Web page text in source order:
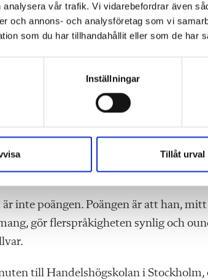
vår trafik. Vi vidarebefordrar även
och annons- och analysföretag som vi
som du har tillhandahållit eller som de har
Inställningar
Tillåt urval
många tröga forskningsrapporter och
identitet, tillhörighet och inflytande.
som bär musik, politik, humor
detta en bekräftelse. För andra är det
inte kan reduceras till
en extra viktig insikt just nu, när
inte poängen. Poängen är att han,
gör flerspråkigheten synlig och
till Handelshögskolan i Stockholm,